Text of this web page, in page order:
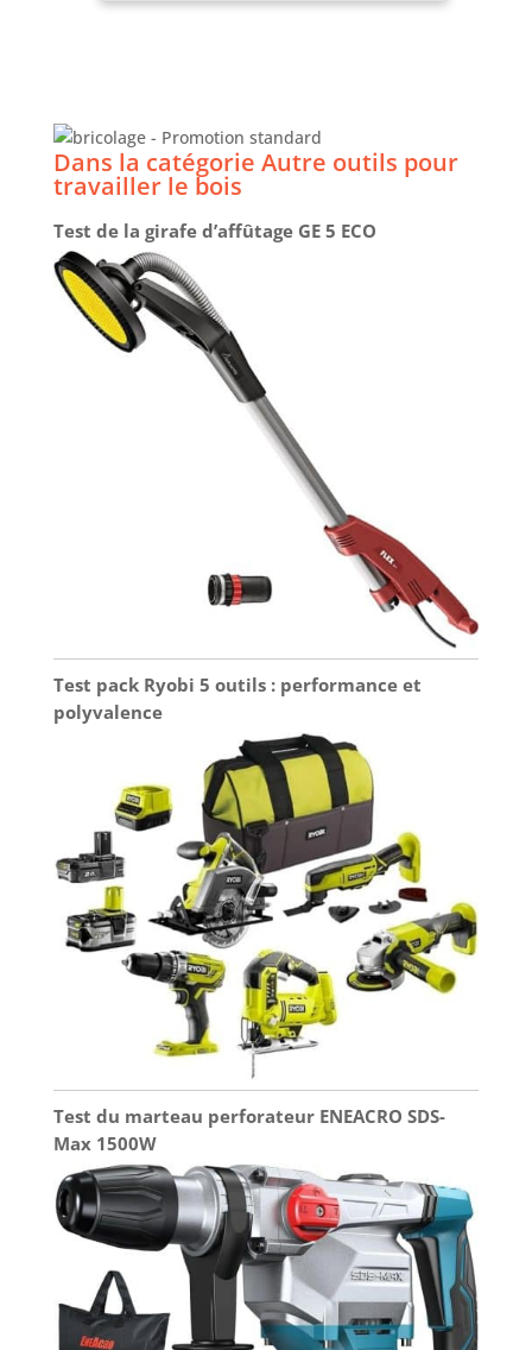
les dispositifs d’aspiration GDE 125 EA-T
Dans la catégorie Autre outils pour
travailler le bois
Test de la girafe d’affûtage GE 5 ECO
Test pack Ryobi 5 outils : performance et
polyvalence
Test du marteau perforateur ENEACRO SDS-
Max 1500W